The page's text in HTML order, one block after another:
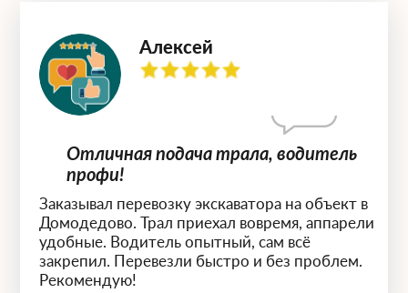
Алексей
Отличная подача трала, водитель
профи!
Заказывал перевозку экскаватора на объект в
Домодедово. Трал приехал вовремя, аппарели
удобные. Водитель опытный, сам всё
закрепил. Перевезли быстро и без проблем.
Рекомендую!